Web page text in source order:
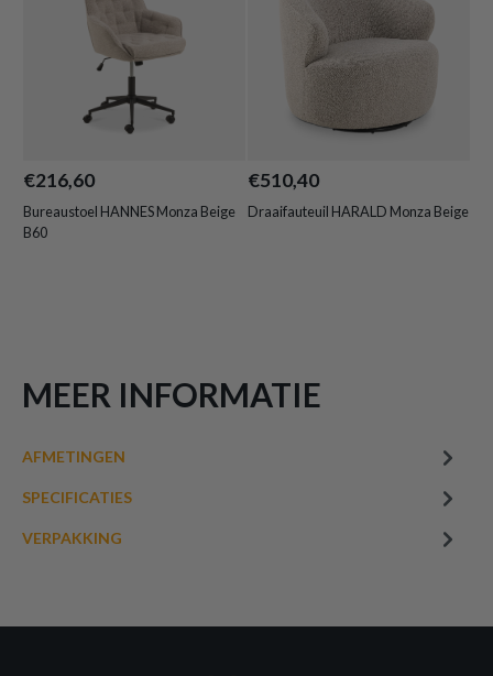
€216,60
Bureaustoel HANNES Monza Beige
B60
€510,40
Draaifauteuil HARALD Monza Beige
MEER INFORMATIE
AFMETINGEN
SPECIFICATIES
VERPAKKING